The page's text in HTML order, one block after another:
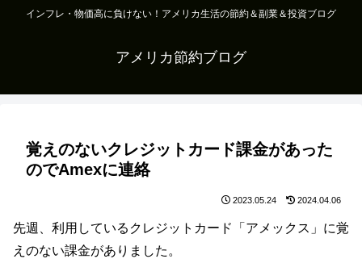
インフレ・物価高に負けない！アメリカ生活の節約＆副業＆投資ブログ
アメリカ節約ブログ
覚えのないクレジットカード課金があった
のでAmexに連絡
2023.05.24 2024.04.06
先週、利用しているクレジットカード「アメックス」に覚
えのない課金がありました。